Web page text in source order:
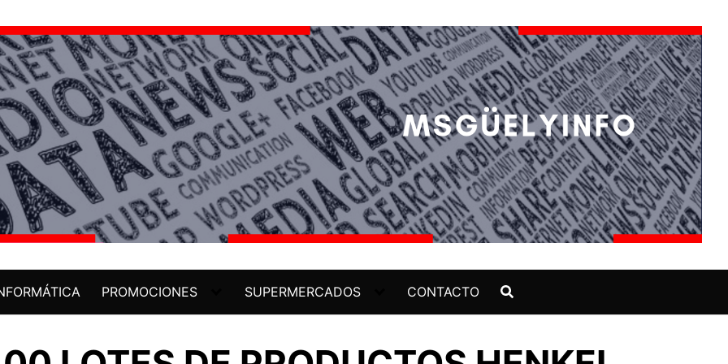
PROMOCIONES SUPERMERCADOS CONTACTO